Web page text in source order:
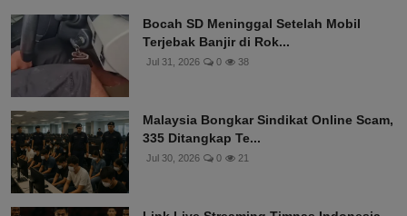
Bocah SD Meninggal Setelah Mobil
Terjebak Banjir di Rok...
Jul 31, 2026 0 38
Malaysia Bongkar Sindikat Online Scam,
335 Ditangkap Te...
Jul 30, 2026 0 21